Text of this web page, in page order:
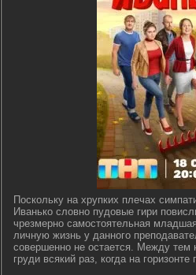
Поскольку на хрупких плечах
Иванько словно пудовые гири
чрезмерно самостоятельная
личную жизнь у данного
совершенно не остается. Между тем
груди всякий раз, когда на